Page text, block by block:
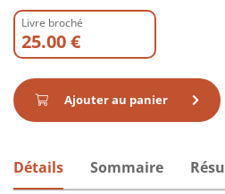
Livre broché
25.00 €
Ajouter au panier
Détails Sommaire